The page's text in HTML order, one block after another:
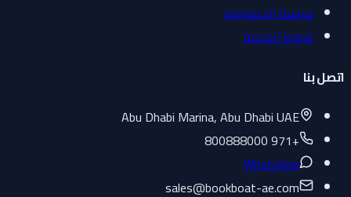
سياسة الخصوصية
شروط الخدمة
اتصل بنا
Abu Dhabi Marina, Abu Dhabi UAE
+971 800888000
WhatsApp
sales@bookboat-ae.com